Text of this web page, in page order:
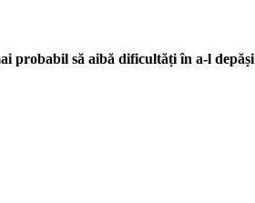
probabil să aibă dificultăți în a-l depăși